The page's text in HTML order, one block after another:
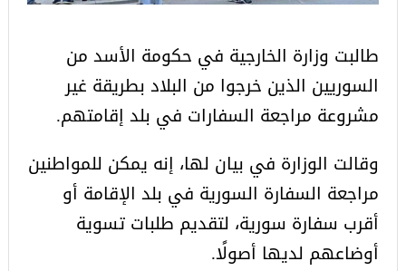
طالبت وزارة الخارجية في حكومة الأسد من
السوريين الذين خرجوا من البلاد بطريقة غير
مشروعة مراجعة السفارات في بلد إقامتهم.
وقالت الوزارة في بيان لها، إنه يمكن للمواطنين
مراجعة السفارة السورية في بلد الإقامة أو
أقرب سفارة سورية، لتقديم طلبات تسوية
أوضاعهم لديها أصولًا.